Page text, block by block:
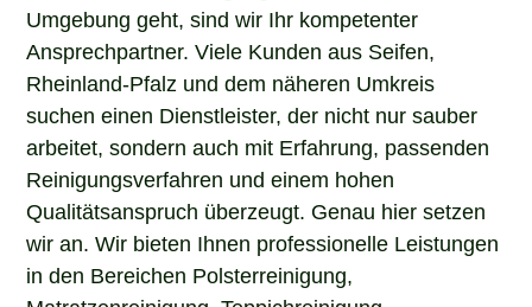
Umgebung geht, sind wir Ihr kompetenter
Ansprechpartner. Viele Kunden aus Seifen,
Rheinland-Pfalz und dem näheren Umkreis
suchen einen Dienstleister, der nicht nur sauber
arbeitet, sondern auch mit Erfahrung, passenden
Reinigungsverfahren und einem hohen
Qualitätsanspruch überzeugt. Genau hier setzen
wir an. Wir bieten Ihnen professionelle Leistungen
in den Bereichen Polsterreinigung,